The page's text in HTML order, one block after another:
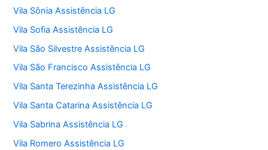
Vila Sônia Assistência LG
Vila Sofia Assistência LG
Vila São Silvestre Assistência LG
Vila São Francisco Assistência LG
Vila Santa Terezinha Assistência LG
Vila Santa Catarina Assistência LG
Vila Sabrina Assistência LG
Vila Romero Assistência LG